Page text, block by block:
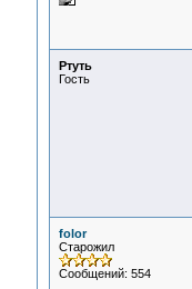
Ртуть
Гость
folor
Старожил
Сообщений: 554